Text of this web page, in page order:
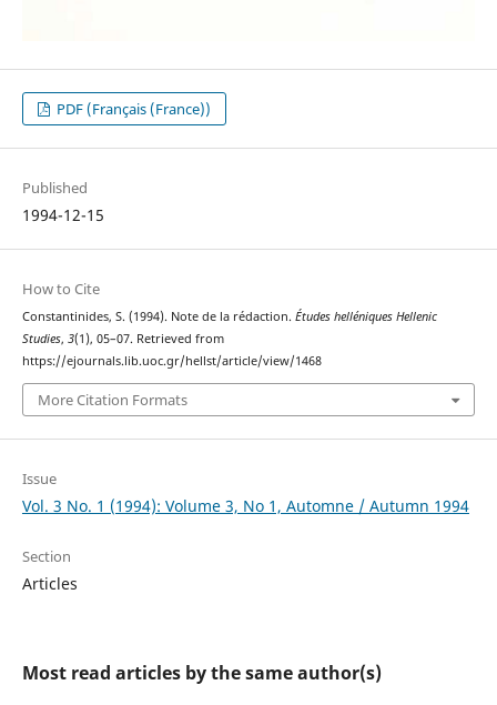
PDF (Français (France))
Published
1994-12-15
How to Cite
Constantinides, S. (1994). Note de la rédaction. Études helléniques Hellenic
Studies, 3(1), 05–07. Retrieved from
https://ejournals.lib.uoc.gr/hellst/article/view/1468
More Citation Formats
Issue
Vol. 3 No. 1 (1994): Volume 3, No 1, Automne / Autumn 1994
Section
Articles
Most read articles by the same author(s)